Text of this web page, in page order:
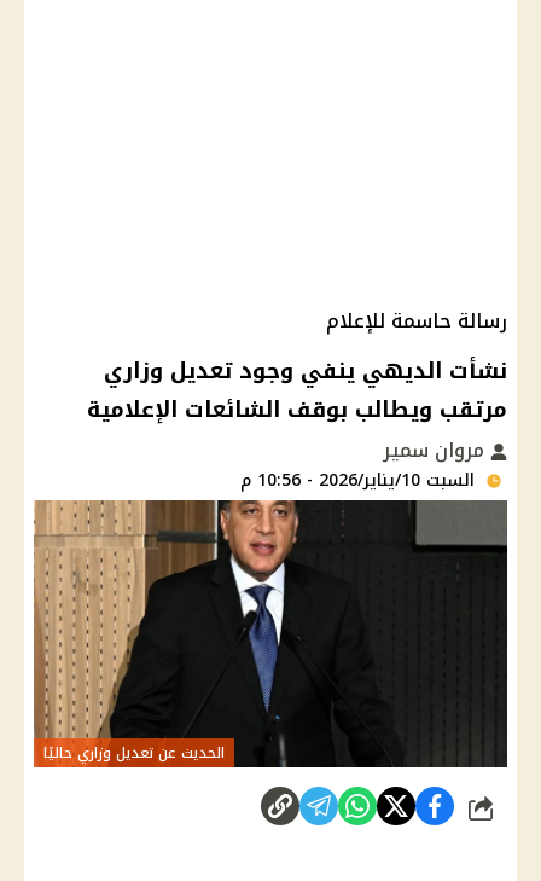
رسالة حاسمة للإعلام
نشأت الديهي ينفي وجود تعديل وزاري
مرتقب ويطالب بوقف الشائعات الإعلامية
مروان سمير
السبت 10/يناير/2026 - 10:56 م
الحديث عن تعديل وزاري حاليًا
شارك